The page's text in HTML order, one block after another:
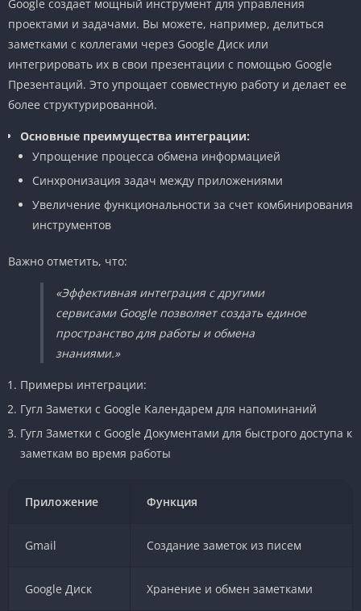
Google создает мощный инструмент для управления
проектами и задачами. Вы можете, например, делиться
заметками с коллегами через Google Диск или
интегрировать их в свои презентации с помощью Google
Презентаций. Это упрощает совместную работу и делает ее
более структурированной.
Основные преимущества интеграции:
Упрощение процесса обмена информацией
Синхронизация задач между приложениями
Увеличение функциональности за счет комбинирования
инструментов
Важно отметить, что:
«Эффективная интеграция с другими
сервисами Google позволяет создать единое
пространство для работы и обмена
знаниями.»
Примеры интеграции:
Гугл Заметки с Google Календарем для напоминаний
Гугл Заметки с Google Документами для быстрого доступа к
заметкам во время работы
Приложение Функция
Gmail Создание заметок из писем
Google Диск Хранение и обмен заметками